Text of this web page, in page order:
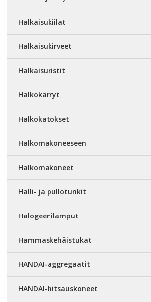
Halkaisukiilat
Halkaisukirveet
Halkaisuristit
Halkokärryt
Halkokatokset
Halkomakoneeseen
Halkomakoneet
Halli- ja pullotunkit
Halogeenilamput
Hammaskehäistukat
HANDAI-aggregaatit
HANDAI-hitsauskoneet